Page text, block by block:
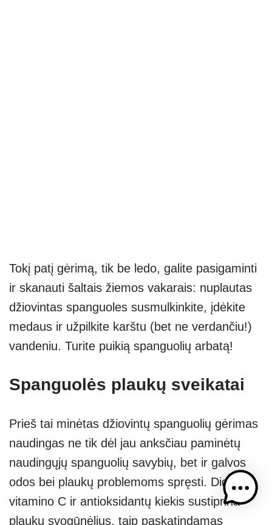
Tokį patį gėrimą, tik be ledo, galite pasigaminti
ir skanauti šaltais žiemos vakarais: nuplautas
džiovintas spanguoles susmulkinkite, įdėkite
medaus ir užpilkite karštu (bet ne verdančiu!)
vandeniu. Turite puikią spanguolių arbatą!
Spanguolės plaukų sveikatai
Prieš tai minėtas džiovintų spanguolių gėrimas
naudingas ne tik dėl jau anksčiau paminėtų
naudingųjų spanguolių savybių, bet ir galvos
odos bei plaukų problemoms spręsti. Didelis
vitamino C ir antioksidantų kiekis sustiprina
plaukų svogūnėlius, taip paskatindamas